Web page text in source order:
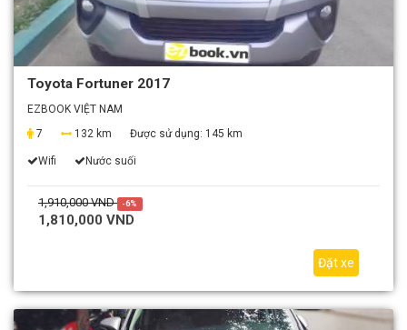
Toyota Fortuner 2017
EZBOOK VIỆT NAM
7
132 km Được sử dụng: 145 km
Wifi Nước suối
1,910,000 VND -6%
1,810,000 VND
Đặt xe